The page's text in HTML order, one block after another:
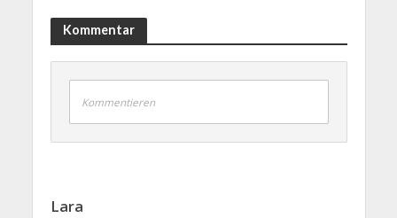
Kommentar
Kommentieren
Lara